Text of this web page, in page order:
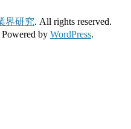
界研究. All rights reserved.
by WordPress.